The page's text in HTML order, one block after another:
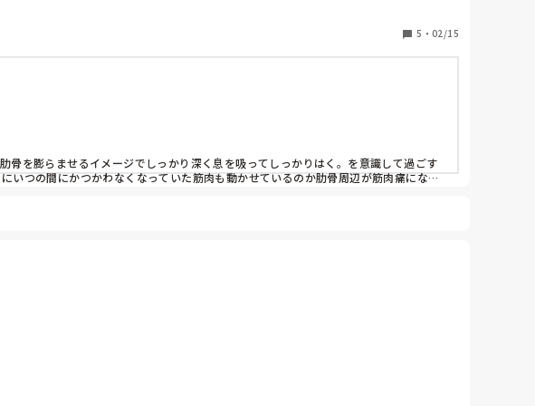
5 ・ 02/15
を膨らませるイメージでしっかり深く息を吸ってしっかりはく。を意識して過ごす
いつの間にかつかわなくなっていた筋肉も動かせているのか肋骨周辺が筋肉痛になり
って大切だなぁと思いました。